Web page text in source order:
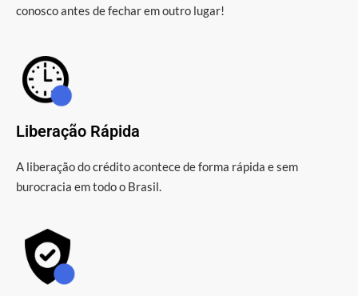
conosco antes de fechar em outro lugar!
Liberação Rápida
A liberação do crédito acontece de forma rápida e sem
burocracia em todo o Brasil.